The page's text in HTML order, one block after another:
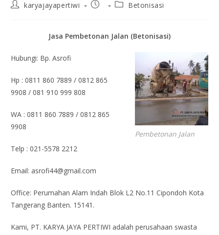
karyajayapertiwi Betonisasi
Jasa Pembetonan Jalan (Betonisasi)
Pembetonan Jalan
Hubungi: Bp. Asrofi
Hp : 0811 860 7889 / 0812 865
9908 / 081 910 999 808
WA : 0811 860 7889 / 0812 865
9908
Telp : 021-5578 2212
Email: asrofi44@gmail.com
Office: Perumahan Alam Indah Blok L2 No.11 Cipondoh Kota
Tangerang Banten. 15141.
Kami, PT. KARYA JAYA PERTIWI adalah perusahaan swasta